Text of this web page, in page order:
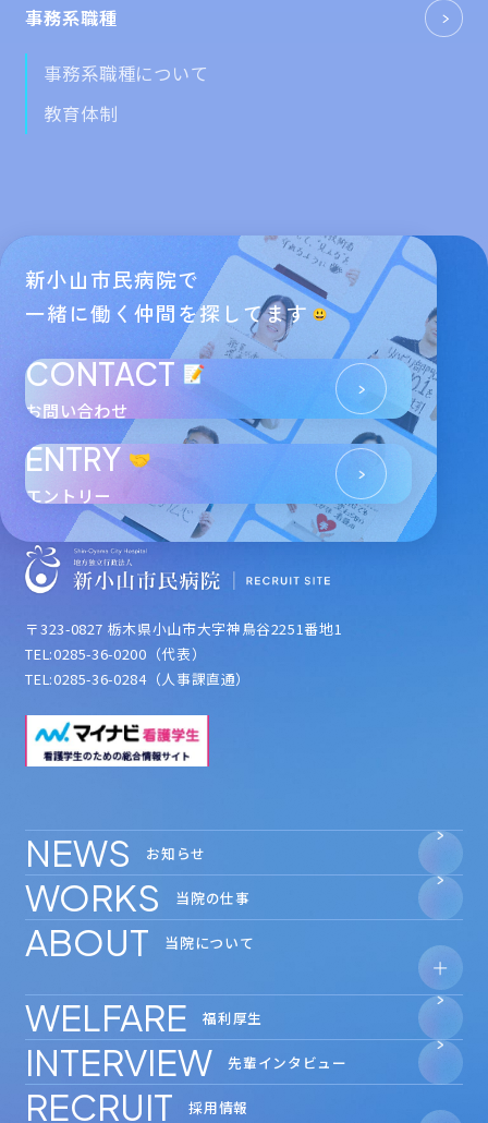
事務系職種
事務系職種について
教育体制
新小山市民病院で
一緒に働く仲間を探してます
CONTACT
お問い合わせ
ENTRY
エントリー
〒323-0827 栃木県小山市大字神鳥谷2251番地1
TEL:0285-36-0200（代表）
TEL:0285-36-0284（人事課直通）
NEWS お知らせ
WORKS 当院の仕事
ABOUT 当院について
- 安心の教育体制
- 数字で見る新小山市民病院
- 奨学金制度
WELFARE 福利厚生
INTERVIEW 先輩インタビュー
RECRUIT 採用情報